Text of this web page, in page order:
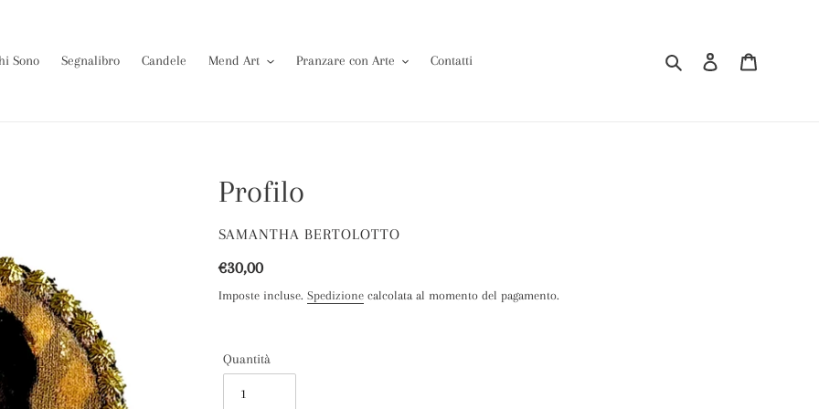
Sono Segnalibro Candele Mend Art Pranzare con Arte Contatti Cerca Accedi
Profilo
VENDITORE
SAMANTHA BERTOLOTTO
Prezzo
di
€30,00
Imposte incluse. Spedizione calcolata al momento del pagamento.
Quantità